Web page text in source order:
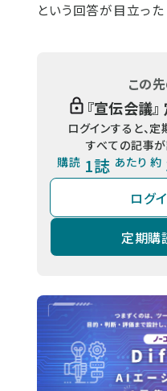
という回答が目立っ
この
『宣伝会議
ログインすると、
すべての記事が
購読 1誌 あたり 約
ログ
定期購